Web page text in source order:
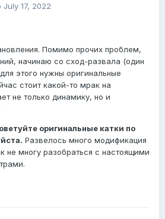
July 17, 2022
Помимо прочих проблем,
начинаю со сход-развала (один
этого нужны оригинальные
стоит какой-то мрак на
не только динамику, но и
оригинальные катки по
Развелось много модификация
не многу разобраться с настоящими